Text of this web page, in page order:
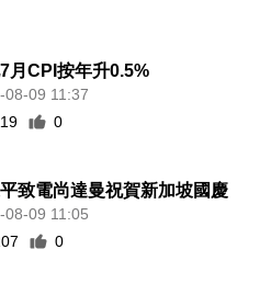
月CPI按年升0.5%
08-09 11:37
0
致電尚達曼祝賀新加坡國慶
08-09 11:05
0